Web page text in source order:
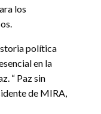
los
política
en la
“ Paz sin
de MIRA,